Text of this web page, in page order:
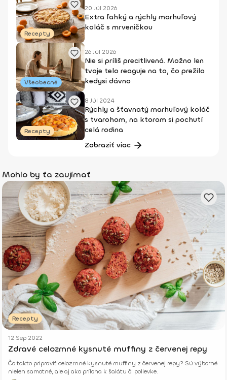
Recepty
20 Júl 2026
Extra ľahký a rýchly marhuľový
koláč s mrveničkou
Všeobecné
26 Júl 2026
Nie si príliš precitlivená. Možno len
tvoje telo reaguje na to, čo prežilo
kedysi dávno
Recepty
8 Júl 2024
Rýchly a šťavnatý marhuľový koláč
s tvarohom, na ktorom si pochutí
celá rodina
Zobraziť viac
Mohlo by ťa zaujímať
Recepty
12 Sep 2022
Zdravé celozrnné kysnuté muffiny z červenej repy
Čo takto pripraviť celozrnné kysnuté muffiny z červenej repy? Sú výborné
nielen samotné, ale aj ako príloha k šalátu či polievke.